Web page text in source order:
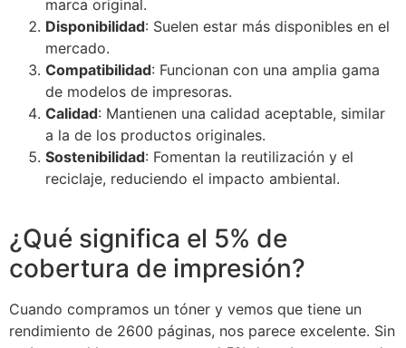
marca original.
Disponibilidad: Suelen estar más disponibles en el
mercado.
Compatibilidad: Funcionan con una amplia gama
de modelos de impresoras.
Calidad: Mantienen una calidad aceptable, similar
a la de los productos originales.
Sostenibilidad: Fomentan la reutilización y el
reciclaje, reduciendo el impacto ambiental.
¿Qué significa el 5% de
cobertura de impresión?
Cuando compramos un tóner y vemos que tiene un
rendimiento de 2600 páginas, nos parece excelente. Sin